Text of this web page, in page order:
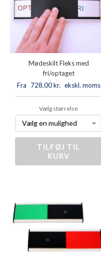
Mødeskilt Fleks med
fri/optaget
Fra
728,00kr. ekskl. moms
Vælg størrelse
Mødeskilt
Fleks
med
TILFØJ TIL
KURV